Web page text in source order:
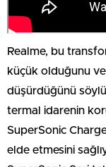
Realme, bu
küçük olduğunu
düşürdüğünü
termal idarenin
SuperSonic
elde etmesini